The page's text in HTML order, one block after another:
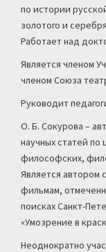
по истории
золотого и
Работает над
Является членом
членом Союза
Руководит
О. Б. Сокурова –
научных статей по
философских,
Является автором
фильмам,
поисках Санкт-
«Умозрение в
Неоднократно